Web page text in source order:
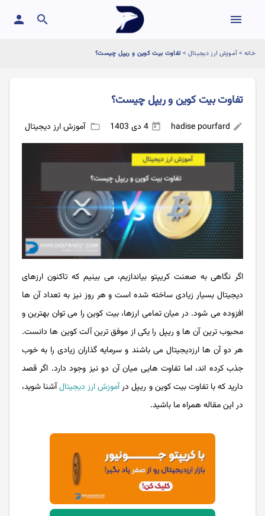
menu
search
person
خانه >آموزش ارز دیجیتال >تفاوت بیت کوین و ریپل چیست؟
تفاوت بیت کوین و ریپل چیست؟
edit
today
folder_open آموزش ارز دیجیتال
اگر نگاهی به صعنت کریپتو بیاندازیم، می بینیم که تاکنون ارزهای
دیجیتال بسیار زیادی ساخته شده است و هر روز نیز به تعداد آن ها
افزوده می شود. در میان تمامی ارزها، بیت کوین را می توان بهترین و
محبوب ترین آن ها و ریپل را یکی از موفق ترین آلت کوین ها دانست.
هر دو آن ها ارزدیجیتال می باشند و سرمایه گذاران زیادی را به خوب
جذب کرده اند، اما تفاوت هایی میان آن دو نیز وجود دارد. اگر قصد
دارید که با تفاوت بیت کوین و ریپل درآموزش ارز دیجیتالآشنا شوید،
در این مقاله همراه ما باشید.